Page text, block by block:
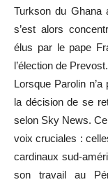
Turkson du Ghana
s’est alors
élus par le pape
l’élection de Prevost.
Lorsque Parolin
la décision de se
selon Sky News.
voix cruciales :
cardinaux sud-
son travail au